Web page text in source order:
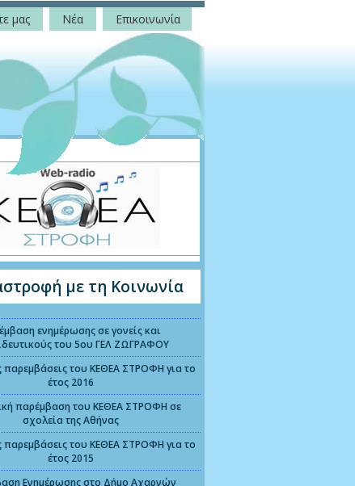
μας Νέα Επικοινωνία
με τη Κοινωνία
ενημέρωσης σε γονείς και
του 5ου ΓΕΛ ΖΩΓΡΑΦΟΥ
παρεμβάσεις του ΚΕΘΕΑ ΣΤΡΟΦΗ για το
έτος 2016
παρέμβαση του ΚΕΘΕΑ ΣΤΡΟΦΗ σε
σχολεία της Αθήνας
παρεμβάσεις του ΚΕΘΕΑ ΣΤΡΟΦΗ για το
έτος 2015
Ενημέρωσης στο Δήμο Αχαρνών